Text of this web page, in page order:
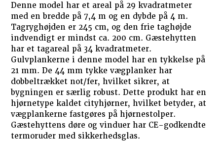
Denne model har et areal på 29 kvadratmeter
med en bredde på 7,4 m og en dybde på 4 m.
Tagryghøjden er 245 cm, og den frie taghøjde
indvendigt er mindst ca. 200 cm. Gæstehytten
har et tagareal på 34 kvadratmeter.
Gulvplankerne i denne model har en tykkelse på
21 mm. De 44 mm tykke vægplanker har
dobbeltrækket not/fer, hvilket sikrer, at
bygningen er særlig robust. Dette produkt har en
hjørnetype kaldet cityhjørner, hvilket betyder, at
vægplankerne fastgøres på hjørnestolper.
Gæstehyttens døre og vinduer har CE-godkendte
termoruder med sikkerhedsglas.